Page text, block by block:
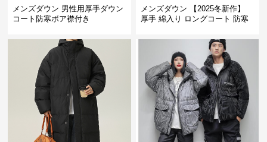
メンズダウン 男性用厚手ダウン
コート防寒ボア襟付き
メンズダウン 【2025冬新作】
厚手 綿入り ロングコート 防寒